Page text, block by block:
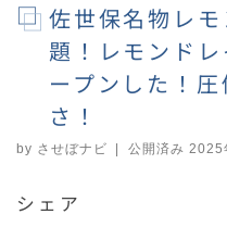
佐世保名物レ
題！レモンド
ープンした！
さ！
by させぼナビ | 公開済み 2025
シェア